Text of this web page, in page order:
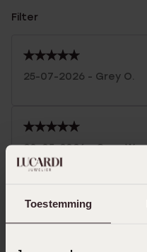
Toestemming
Filter
25-07-2026 - Grey O.
20-05-2026 - Cora W.